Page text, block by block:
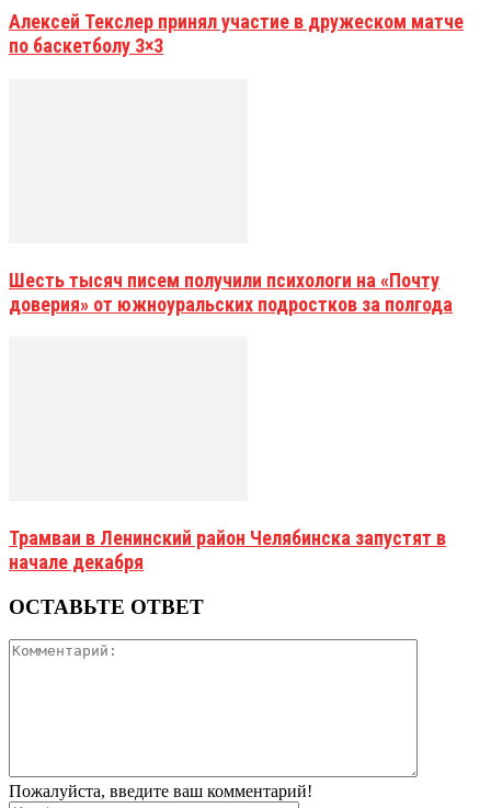
Алексей Текслер принял участие в дружеском матче
по баскетболу 3×3
Шесть тысяч писем получили психологи на «Почту
доверия» от южноуральских подростков за полгода
Трамваи в Ленинский район Челябинска запустят в
начале декабря
ОСТАВЬТЕ ОТВЕТ
Пожалуйста, введите ваш комментарий!